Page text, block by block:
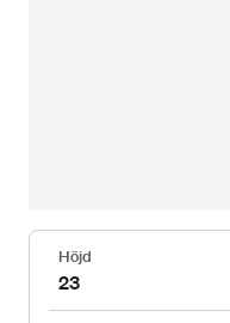
Höjd
23